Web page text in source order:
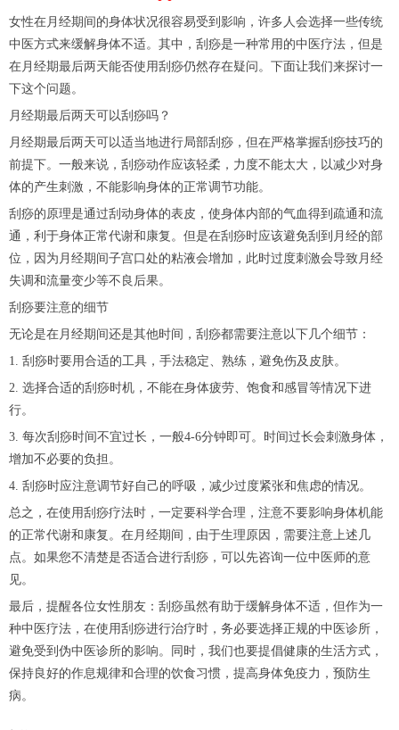
女性在月经期间的身体状况很容易受到影响，许多人会选择一些传统
中医方式来缓解身体不适。其中，刮痧是一种常用的中医疗法，但是
在月经期最后两天能否使用刮痧仍然存在疑问。下面让我们来探讨一
下这个问题。
月经期最后两天可以刮痧吗？
月经期最后两天可以适当地进行局部刮痧，但在严格掌握刮痧技巧的
前提下。一般来说，刮痧动作应该轻柔，力度不能太大，以减少对身
体的产生刺激，不能影响身体的正常调节功能。
刮痧的原理是通过刮动身体的表皮，使身体内部的气血得到疏通和流
通，利于身体正常代谢和康复。但是在刮痧时应该避免刮到月经的部
位，因为月经期间子宫口处的粘液会增加，此时过度刺激会导致月经
失调和流量变少等不良后果。
刮痧要注意的细节
无论是在月经期间还是其他时间，刮痧都需要注意以下几个细节：
1. 刮痧时要用合适的工具，手法稳定、熟练，避免伤及皮肤。
2. 选择合适的刮痧时机，不能在身体疲劳、饱食和感冒等情况下进
行。
3. 每次刮痧时间不宜过长，一般4-6分钟即可。时间过长会刺激身体，
增加不必要的负担。
4. 刮痧时应注意调节好自己的呼吸，减少过度紧张和焦虑的情况。
总之，在使用刮痧疗法时，一定要科学合理，注意不要影响身体机能
的正常代谢和康复。在月经期间，由于生理原因，需要注意上述几
点。如果您不清楚是否适合进行刮痧，可以先咨询一位中医师的意
见。
最后，提醒各位女性朋友：刮痧虽然有助于缓解身体不适，但作为一
种中医疗法，在使用刮痧进行治疗时，务必要选择正规的中医诊所，
避免受到伪中医诊所的影响。同时，我们也要提倡健康的生活方式，
保持良好的作息规律和合理的饮食习惯，提高身体免疫力，预防生
病。